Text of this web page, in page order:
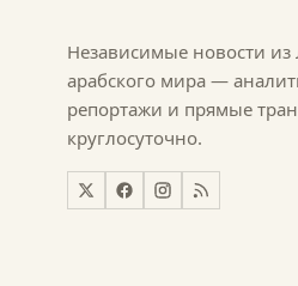
Независимые новости
арабского мира —
репортажи и прямые
круглосуточно.